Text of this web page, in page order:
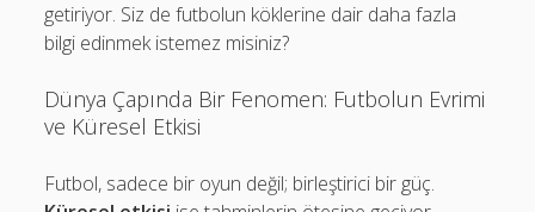
getiriyor. Siz de futbolun köklerine dair daha fazla
bilgi edinmek istemez misiniz?
Dünya Çapında Bir Fenomen: Futbolun Evrimi
ve Küresel Etkisi
Futbol, sadece bir oyun değil; birleştirici bir güç.